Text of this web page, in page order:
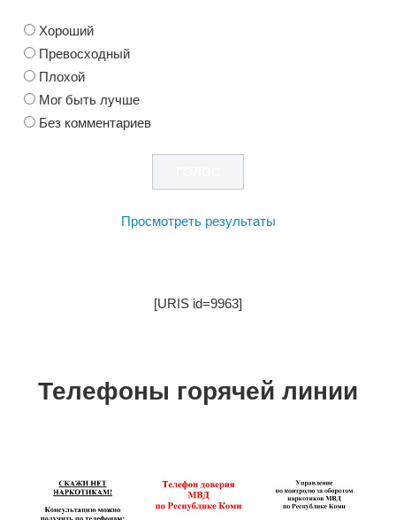
Хороший
Превосходный
Плохой
Мог быть лучше
Без комментариев
Просмотреть результаты
[URIS id=9963]
Телефоны горячей линии